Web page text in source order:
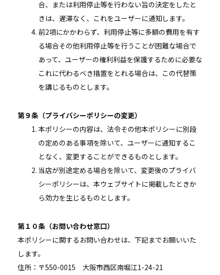
合、または利用停止等を行わない旨の決定をしたと
きは、遅滞なく、これをユーザーに通知します。
前2項にかかわらず、利用停止等に多額の費用を有す
る場合その他利用停止等を行うことが困難な場合で
あって、ユーザーの権利利益を保護するために必要な
これに代わるべき措置をとれる場合は、この代替策
を講じるものとします。
第９条（プライバシーポリシーの変更）
本ポリシーの内容は、法令その他本ポリシーに別段
の定めのある事項を除いて、ユーザーに通知するこ
となく、変更することができるものとします。
当店が別途定める場合を除いて、変更後のプライバ
シーポリシーは、本ウェブサイトに掲載したときか
ら効力を生じるものとします。
第１０条（お問い合わせ窓口）
本ポリシーに関するお問い合わせは、下記までお願いいた
します。
住所：〒550-0015 大阪市西区南堀江1-24-21